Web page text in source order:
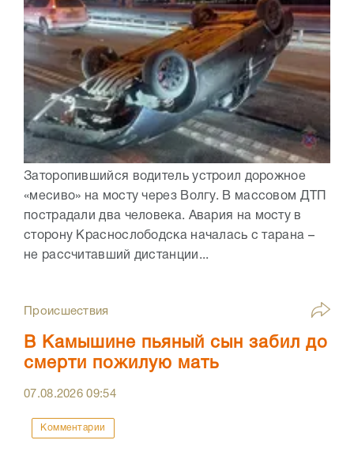
Заторопившийся водитель устроил дорожное
«месиво» на мосту через Волгу. В массовом ДТП
пострадали два человека. Авария на мосту в
сторону Краснослободска началась с тарана –
не рассчитавший дистанции...
Происшествия
В Камышине пьяный сын забил до
смерти пожилую мать
07.08.202609:54
Комментарии